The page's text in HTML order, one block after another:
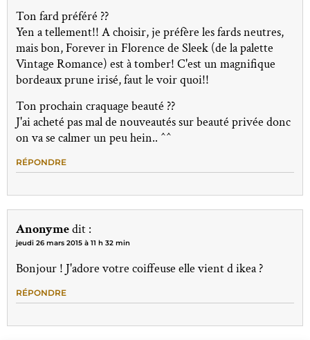
Ton fard préféré ??
Yen a tellement!! A choisir, je préfère les fards neutres,
mais bon, Forever in Florence de Sleek (de la palette
Vintage Romance) est à tomber! C'est un magnifique
bordeaux prune irisé, faut le voir quoi!!
Ton prochain craquage beauté ??
J'ai acheté pas mal de nouveautés sur beauté privée donc
on va se calmer un peu hein.. ^^
RÉPONDRE
Anonymedit :
jeudi 26 mars 2015 à 11 h 32 min
Bonjour ! J'adore votre coiffeuse elle vient d ikea ?
RÉPONDRE